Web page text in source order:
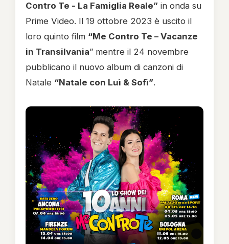
Contro Te - La Famiglia Reale” in onda su
Prime Video. Il 19 ottobre 2023 è uscito il
loro quinto film “Me Contro Te – Vacanze
in Transilvania” mentre il 24 novembre
pubblicano il nuovo album di canzoni di
Natale “Natale con Luì & Sofì”.